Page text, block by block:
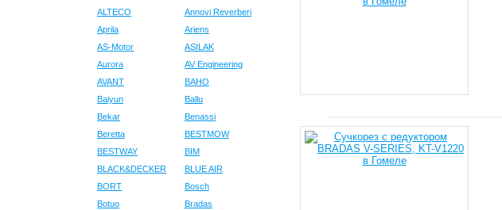
ALTECO
Annovi Reverberi
Aprila
Ariens
AS-Motor
ASILAK
Aurora
AV Engineering
AVANT
BAHO
Baiyun
Ballu
Bekar
Benassi
Beretta
BESTMOW
BESTWAY
BIM
BLACK&DECKER
BLUE AIR
BORT
Bosch
Botuo
Bradas